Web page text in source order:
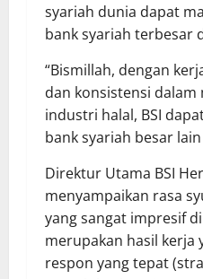
syariah dunia dapat
bank syariah terbesar
“Bismillah, dengan
dan konsistensi dalam
industri halal, BSI
bank syariah besar
Direktur Utama BSI
menyampaikan rasa
yang sangat impresif
merupakan hasil kerja
respon yang tepat